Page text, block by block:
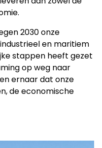
2030 onze
en maritiem
stappen heeft gezet
op weg naar
ernaar dat onze
de economische